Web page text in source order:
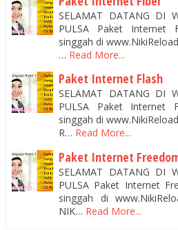
SELAMAT DATANG DI
PULSA Paket Internet
singgah di
… Read More...
Paket Internet Flash
SELAMAT DATANG DI
PULSA Paket Internet
singgah di
R… Read More...
Paket Internet
SELAMAT DATANG DI
PULSA Paket Internet
singgah di
NIK… Read More...